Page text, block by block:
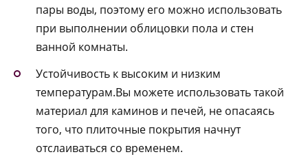
пары воды, поэтому его можно использовать
при выполнении облицовки пола и стен
ванной комнаты.
Устойчивость к высоким и низким
температурам.Вы можете использовать такой
материал для каминов и печей, не опасаясь
того, что плиточные покрытия начнут
отслаиваться со временем.